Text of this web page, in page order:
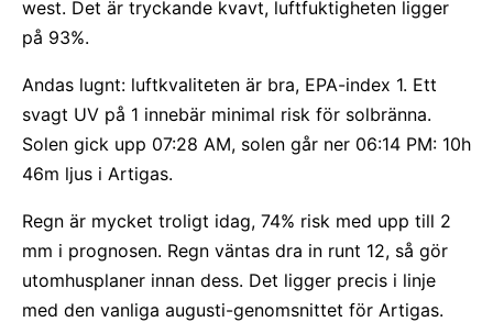
west. Det är tryckande kvavt, luftfuktigheten ligger
på 93%.
Andas lugnt: luftkvaliteten är bra, EPA-index 1. Ett
svagt UV på 1 innebär minimal risk för solbränna.
Solen gick upp 07:28 AM, solen går ner 06:14 PM: 10h
46m ljus i Artigas.
Regn är mycket troligt idag, 74% risk med upp till 2
mm i prognosen. Regn väntas dra in runt 12, så gör
utomhusplaner innan dess. Det ligger precis i linje
med den vanliga augusti-genomsnittet för Artigas.